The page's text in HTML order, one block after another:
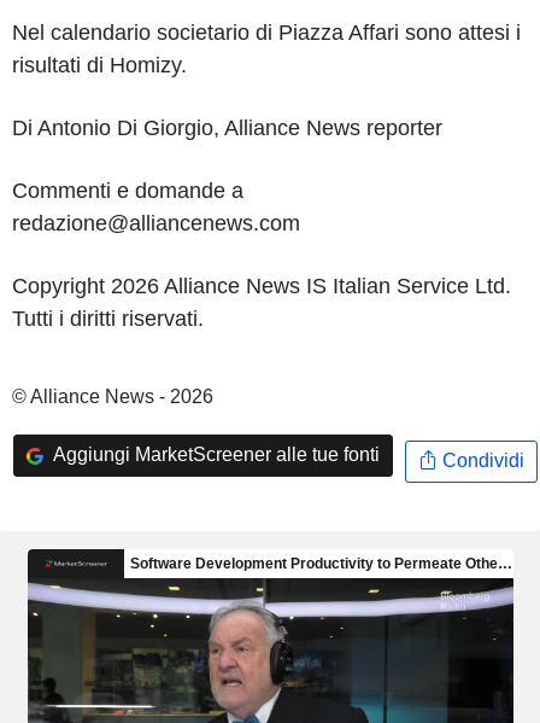
Nel calendario societario di Piazza Affari sono attesi i
risultati di Homizy.
Di Antonio Di Giorgio, Alliance News reporter
Commenti e domande a
redazione@alliancenews.com
Copyright 2026 Alliance News IS Italian Service Ltd.
Tutti i diritti riservati.
© Alliance News - 2026
Aggiungi MarketScreener alle tue fonti Condividi